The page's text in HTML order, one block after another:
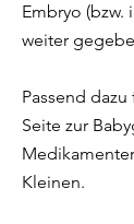
Embryo (bzw.
weiter
Passend
Seite zur
Kleinen.